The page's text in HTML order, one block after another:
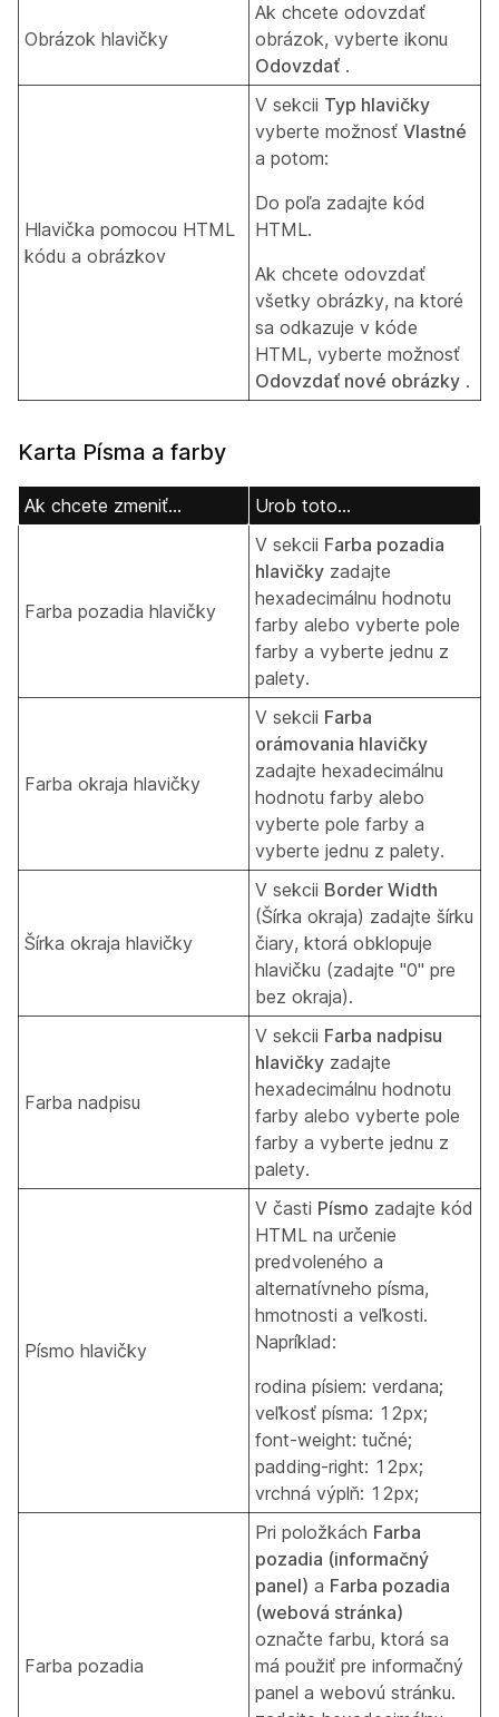
Obrázok hlavičky
Ak chcete odovzdať
obrázok, vyberte ikonu
Odovzdať .
Hlavička pomocou HTML
kódu a obrázkov
V sekcii Typ hlavičky
vyberte možnosť Vlastné
a potom:
Do poľa zadajte kód
HTML.
Ak chcete odovzdať
všetky obrázky, na ktoré
sa odkazuje v kóde
HTML, vyberte možnosť
Odovzdať nové obrázky .
Karta Písma a farby
Ak chcete zmeniť... Urob toto...
Farba pozadia hlavičky
V sekcii Farba pozadia
hlavičky zadajte
hexadecimálnu hodnotu
farby alebo vyberte pole
farby a vyberte jednu z
palety.
Farba okraja hlavičky
V sekcii Farba
orámovania hlavičky
zadajte hexadecimálnu
hodnotu farby alebo
vyberte pole farby a
vyberte jednu z palety.
Šírka okraja hlavičky
V sekcii Border Width
(Šírka okraja) zadajte šírku
čiary, ktorá obklopuje
hlavičku (zadajte "0" pre
bez okraja).
Farba nadpisu
V sekcii Farba nadpisu
hlavičky zadajte
hexadecimálnu hodnotu
farby alebo vyberte pole
farby a vyberte jednu z
palety.
Písmo hlavičky
V časti Písmo zadajte kód
HTML na určenie
predvoleného a
alternatívneho písma,
hmotnosti a veľkosti.
Napríklad:
rodina písiem: verdana;
veľkosť písma: 12px;
font-weight: tučné;
padding-right: 12px;
vrchná výplň: 12px;
Farba pozadia
Pri položkách Farba
pozadia (informačný
panel) a Farba pozadia
(webová stránka)
označte farbu, ktorá sa
má použiť pre informačný
panel a webovú stránku.